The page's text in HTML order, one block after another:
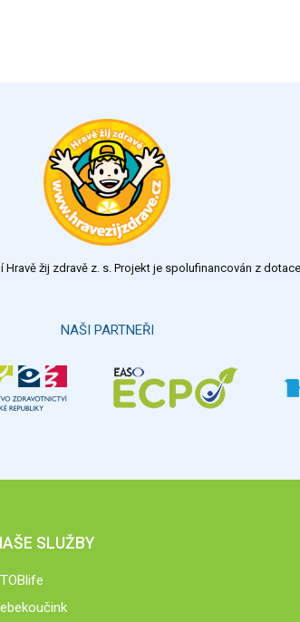
žij zdravě z. s. Projekt je spolufinancován z
NAŠI PARTNEŘI
SLUŽBY